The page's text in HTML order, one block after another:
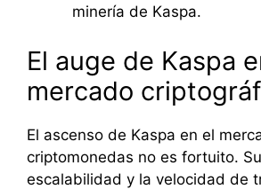
minería de Kaspa.
El auge de Kaspa
mercado
El ascenso de Kaspa en el
criptomonedas no es fortuito.
escalabilidad y la velocidad de